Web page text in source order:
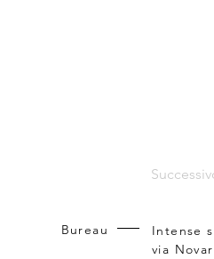
Bureau
Intense
via